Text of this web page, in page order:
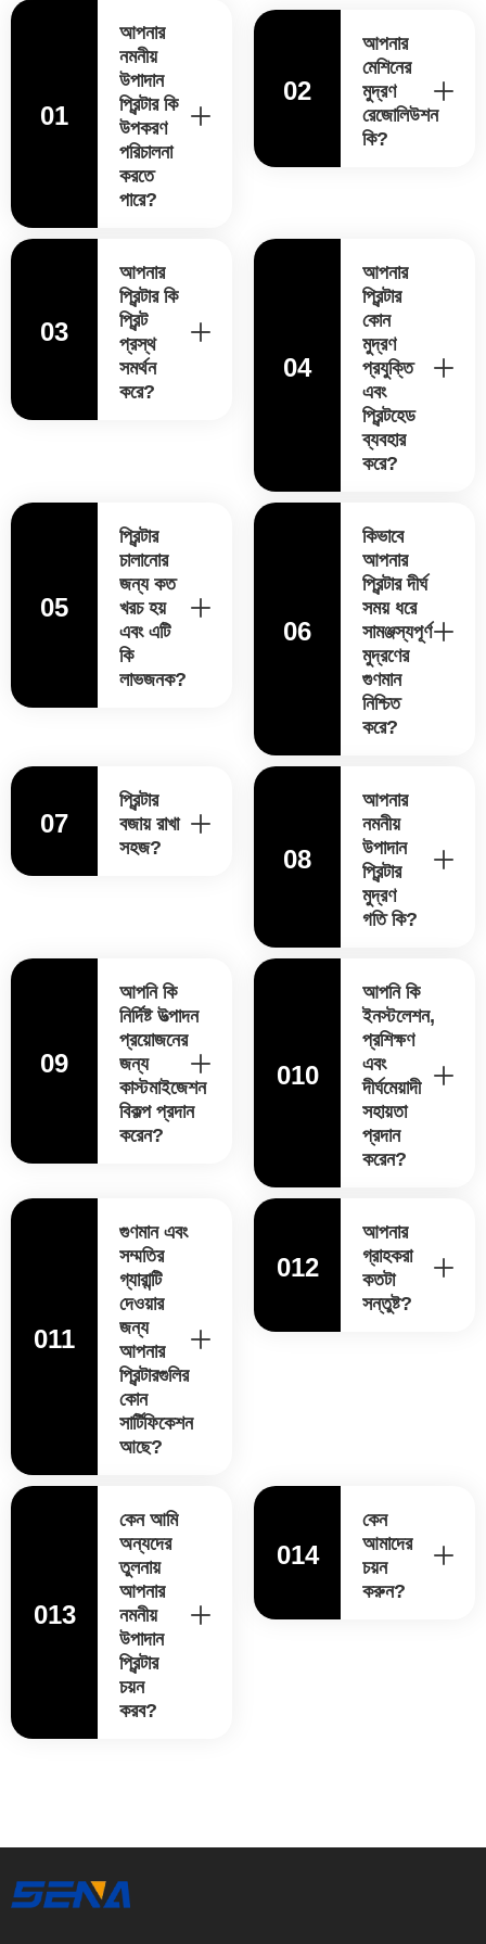
01
আপনার
নমনীয়
উপাদান
প্রিন্টার কি
উপকরণ
পরিচালনা
করতে
পারে?
02
আপনার
মেশিনের
মুদ্রণ
রেজোলিউশন
কি?
03
আপনার
প্রিন্টার কি
প্রিন্ট
প্রস্থ
সমর্থন
করে?
04
আপনার
প্রিন্টার
কোন
মুদ্রণ
প্রযুক্তি
এবং
প্রিন্টহেড
ব্যবহার
করে?
05
প্রিন্টার
চালানোর
জন্য কত
খরচ হয়
এবং এটি
কি
লাভজনক?
06
কিভাবে
আপনার
প্রিন্টার দীর্ঘ
সময় ধরে
সামঞ্জস্যপূর্ণ
মুদ্রণের
গুণমান
নিশ্চিত
করে?
07
প্রিন্টার
বজায় রাখা
সহজ?
08
আপনার
নমনীয়
উপাদান
প্রিন্টার
মুদ্রণ
গতি কি?
09
আপনি কি
নির্দিষ্ট উত্পাদন
প্রয়োজনের
জন্য
কাস্টমাইজেশন
বিকল্প প্রদান
করেন?
010
আপনি কি
ইনস্টলেশন,
প্রশিক্ষণ
এবং
দীর্ঘমেয়াদী
সহায়তা
প্রদান
করেন?
011
গুণমান এবং
সম্মতির
গ্যারান্টি
দেওয়ার
জন্য
আপনার
প্রিন্টারগুলির
কোন
সার্টিফিকেশন
আছে?
012
আপনার
গ্রাহকরা
কতটা
সন্তুষ্ট?
013
কেন আমি
অন্যদের
তুলনায়
আপনার
নমনীয়
উপাদান
প্রিন্টার
চয়ন
করব?
014
কেন
আমাদের
চয়ন
করুন?